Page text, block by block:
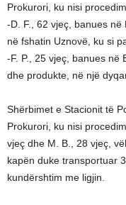
Prokurori, ku nisi
-D. F., 62 vjeç, banues
në fshatin Uznovë, ku si
-F. P., 25 vjeç, banues në
dhe produkte, në një
Shërbimet e Stacionit të
Prokurori, ku nisi
vjeç dhe M. B., 28 vjeç,
kapën duke transportuar
kundërshtim me ligjin.